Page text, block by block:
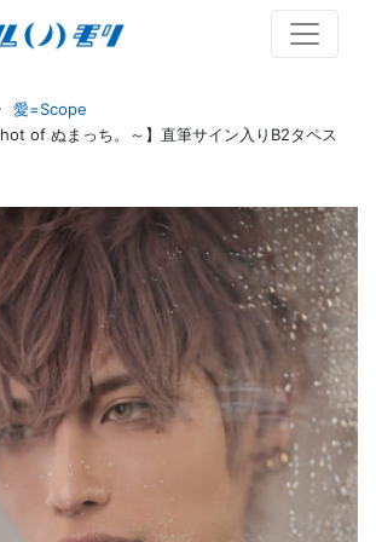
愛=Scope
of ぬまっち。～】直筆サイン入りB2タペス